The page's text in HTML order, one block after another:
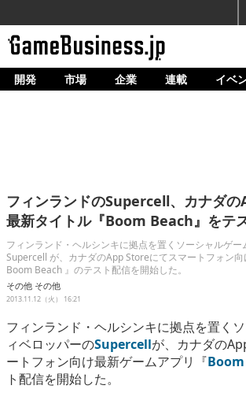
ホーム
企業動向
人材育成
産業政策
連載
イベント/セミナー
eスポーツ
開発 市場 企業 連載 イベ
フィンランドのSupercell、カナダ
最新タイトル『Boom Beach』をテ
フィンランド・ヘルシンキに拠点を置くソーシャルゲ
Supercell が、カナダのApp Storeにてスマートフォン
Boom Beach 』のテスト配信を開始した。
その他 その他
2013.11.12（火） 16:21
フィンランド・ヘルシンキに拠点を置く
ィベロッパーのSupercellが、カナダの
ートフォン向け最新ゲームアプリ『
ト配信を開始した。